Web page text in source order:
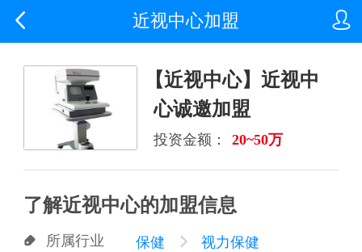

 近视中心加盟
【近视中心】近视中
心诚邀加盟
投资金额： 20~50万
了解近视中心的加盟信息
 所属行业 保健  视力保健